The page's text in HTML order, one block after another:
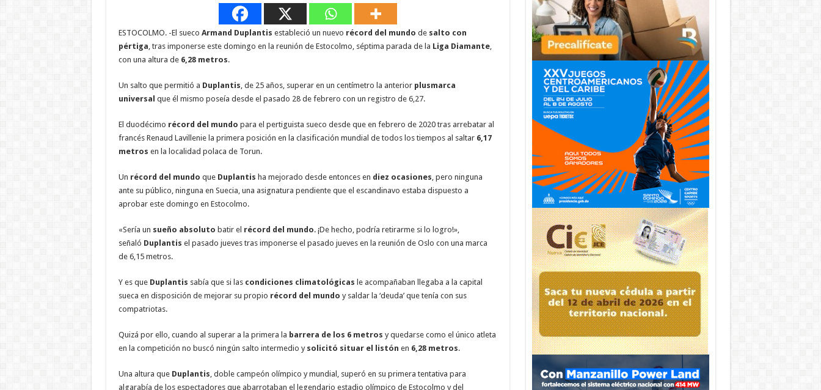
ESTOCOLMO. -El sueco Armand Duplantis estableció un nuevo récord del mundo de salto con
pértiga, tras imponerse este domingo en la reunión de Estocolmo, séptima parada de la Liga Diamante,
con una altura de 6,28 metros.
Un salto que permitió a Duplantis, de 25 años, superar en un centímetro la anterior plusmarca
universal que él mismo poseía desde el pasado 28 de febrero con un registro de 6,27.
El duodécimo récord del mundo para el pertiguista sueco desde que en febrero de 2020 tras arrebatar al
francés Renaud Lavillenie la primera posición en la clasificación mundial de todos los tiempos al saltar 6,17
metros en la localidad polaca de Torun.
Un récord del mundo que Duplantis ha mejorado desde entonces en diez ocasiones, pero ninguna
ante su público, ninguna en Suecia, una asignatura pendiente que el escandinavo estaba dispuesto a
aprobar este domingo en Estocolmo.
«Sería un sueño absoluto batir el récord del mundo. ¡De hecho, podría retirarme si lo logro!»,
señaló Duplantis el pasado jueves tras imponerse el pasado jueves en la reunión de Oslo con una marca
de 6,15 metros.
Y es que Duplantis sabía que si las condiciones climatológicas le acompañaban llegaba a la capital
sueca en disposición de mejorar su propio récord del mundo y saldar la ‘deuda’ que tenía con sus
compatriotas.
Quizá por ello, cuando al superar a la primera la barrera de los 6 metros y quedarse como el único atleta
en la competición no buscó ningún salto intermedio y solicitó situar el listón en 6,28 metros.
Una altura que Duplantis, doble campeón olímpico y mundial, superó en su primera tentativa para
algarabía de los espectadores que abarrotaban el legendario estadio olímpico de Estocolmo y del